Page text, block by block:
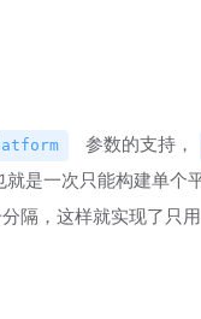
参数的支持，
就是一次只能构建单个
隔，这样就实现了只